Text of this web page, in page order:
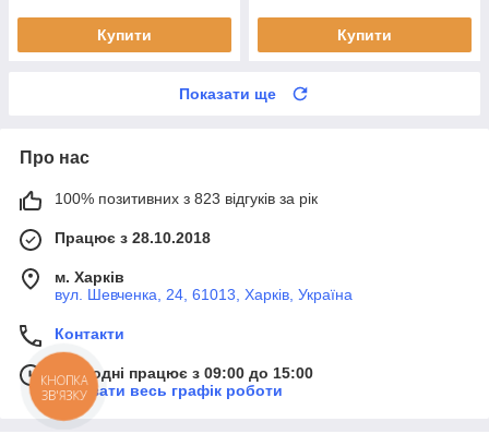
Купити Купити
Показати ще
Про нас
100% позитивних з 823 відгуків за рік
Працює з 28.10.2018
м. Харків
вул. Шевченка, 24, 61013, Харків, Україна
Контакти
Сьогодні працює з 09:00 до 15:00
Показати весь графік роботи
КНОПКА
ЗВ'ЯЗКУ